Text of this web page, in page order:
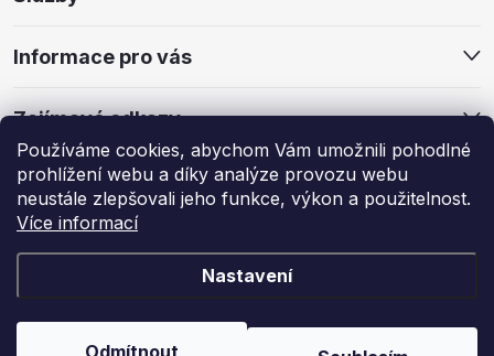
Používáme cookies, abychom Vám umožnili pohodlné
prohlížení webu a díky analýze provozu webu
neustále zlepšovali jeho funkce, výkon a použitelnost.
Více informací
Nastavení
Odmítnout
Informace pro vás
Zajímavé odkazy
nastavení cookies